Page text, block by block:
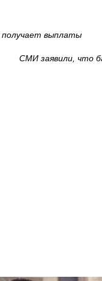
получает выплаты
СМИ заявили, что